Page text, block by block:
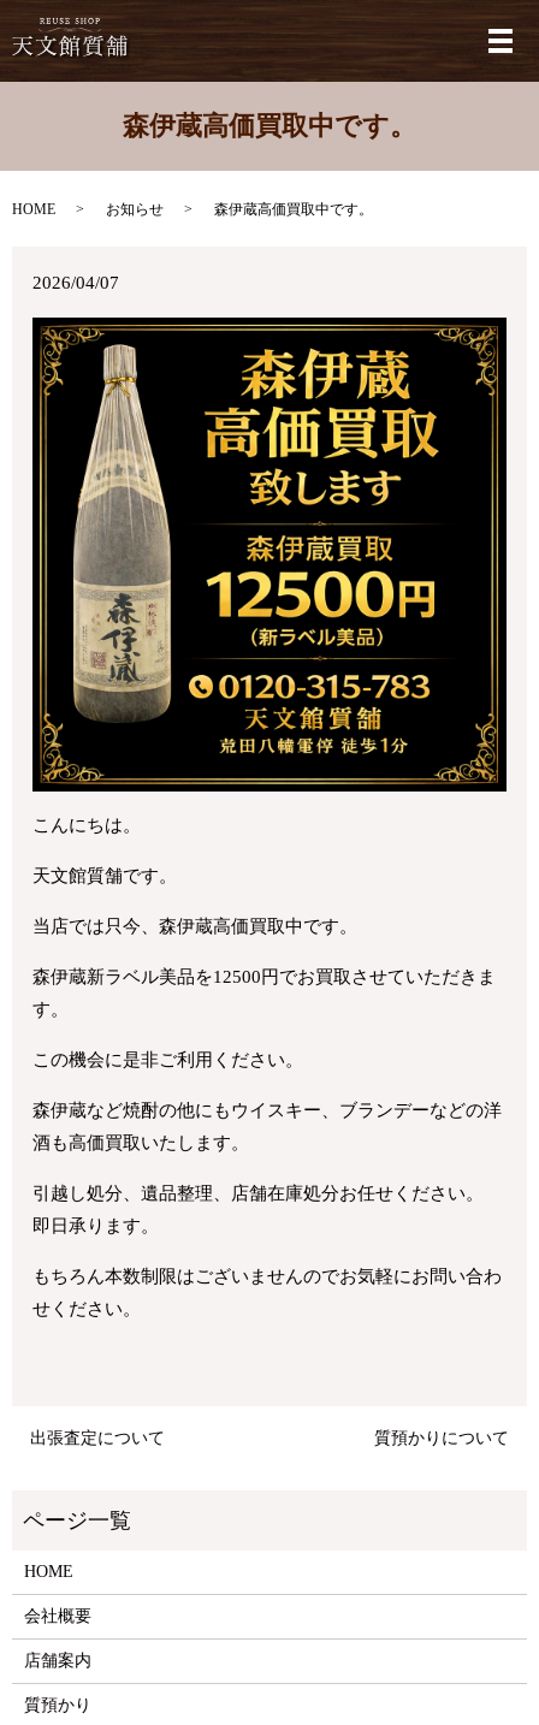
メ
森伊蔵高価買取中です。
HOME お知らせ 森伊蔵高価買取中です。
2026/04/07
こんにちは。
天文館質舗です。
当店では只今、森伊蔵高価買取中です。
森伊蔵新ラベル美品を12500円でお買取させていただきま
す。
この機会に是非ご利用ください。
森伊蔵など焼酎の他にもウイスキー、ブランデーなどの洋
酒も高価買取いたします。
引越し処分、遺品整理、店舗在庫処分お任せください。
即日承ります。
もちろん本数制限はございませんのでお気軽にお問い合わ
せください。
出張査定について 質預かりについて
HOME
会社概要
店舗案内
質預かり